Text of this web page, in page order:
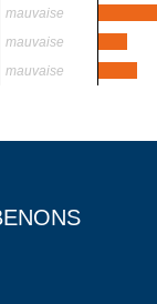
mauvaise
mauvaise
mauvaise